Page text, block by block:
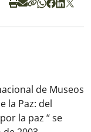
de Museos
la Paz: del
la paz “ se